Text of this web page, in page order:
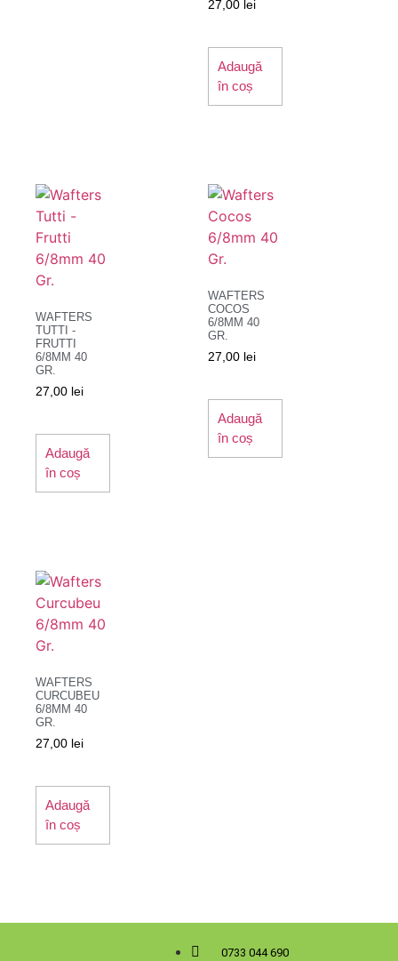
27,00 lei
Adaugă
în coș
WAFTERS
TUTTI -
FRUTTI
6/8MM 40
GR.
27,00 lei
Adaugă
în coș
WAFTERS
COCOS
6/8MM 40
GR.
27,00 lei
Adaugă
în coș
WAFTERS
CURCUBEU
6/8MM 40
GR.
27,00 lei
Adaugă
în coș
0733 044 690